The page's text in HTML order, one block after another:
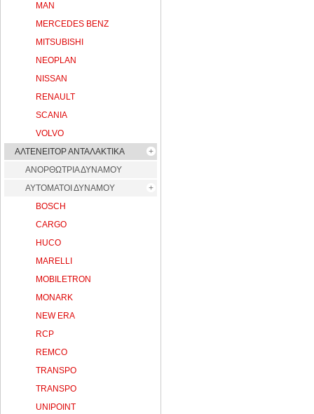
MAN
MERCEDES BENZ
MITSUBISHI
NEOPLAN
NISSAN
RENAULT
SCANIA
VOLVO
ΑΛΤΕΝΕΙΤΟΡ ΑΝΤΑΛΑΚΤΙΚΑ
ΑΝΟΡΘΩΤΡΙΑ ΔΥΝΑΜΟΥ
ΑΥΤΟΜΑΤΟΙ ΔΥΝΑΜΟΥ
BOSCH
CARGO
HUCO
MARELLI
MOBILETRON
MONARK
NEW ERA
RCP
REMCO
TRANSPO
TRANSPO
UNIPOINT